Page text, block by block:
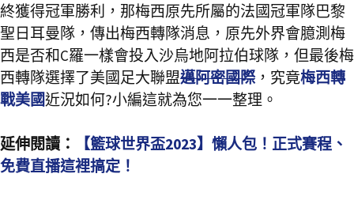
終獲得冠軍勝利，那梅西原先所屬的法國冠軍隊巴黎
聖日耳曼隊，傳出梅西轉隊消息，原先外界會臆測梅
西是否和C羅一樣會投入沙烏地阿拉伯球隊，但最後梅
西轉隊選擇了美國足大聯盟邁阿密國際，究竟梅西轉
戰美國近況如何?小編這就為您一一整理。
延伸閱讀：
【籃球世界盃2023】懶人包！正式賽程、
免費直播這裡搞定！